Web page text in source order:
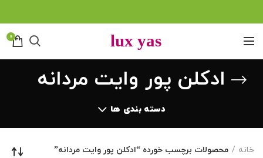
0
ادکلن پور وایت مردانه
دسته بندی ها
خانه محصولات برچسب خورده “ادکلن پور وایت مردانه”